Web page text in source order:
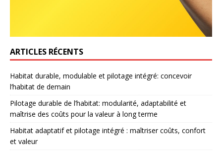
ARTICLES RÉCENTS
Habitat durable, modulable et pilotage intégré: concevoir
l’habitat de demain
Pilotage durable de l’habitat: modularité, adaptabilité et
maîtrise des coûts pour la valeur à long terme
Habitat adaptatif et pilotage intégré : maîtriser coûts, confort
et valeur